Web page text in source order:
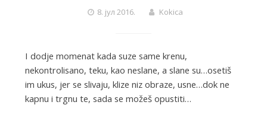
8. јул 2016. Kokica
I dodje momenat kada suze same krenu,
nekontrolisano, teku, kao neslane, a slane su…osetiš
im ukus, jer se slivaju, klize niz obraze, usne…dok ne
kapnu i trgnu te, sada se možeš opustiti…